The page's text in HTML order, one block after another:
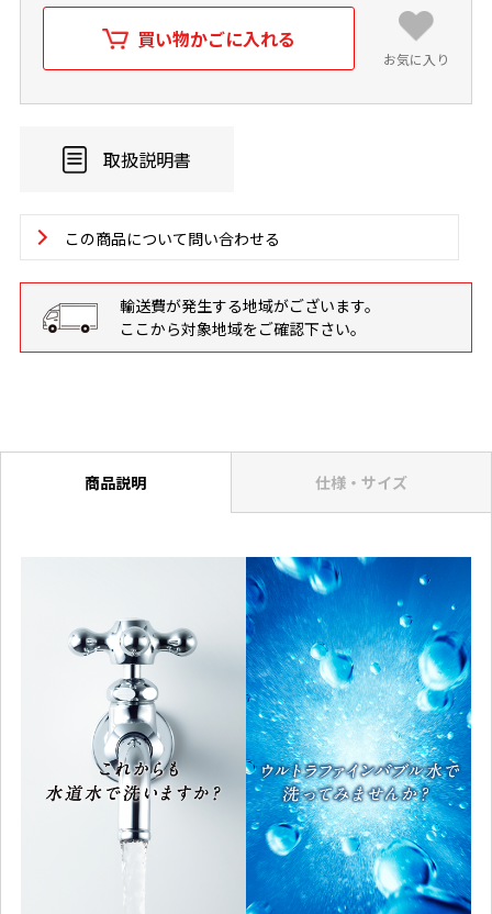
買い物かごに入れる
お気に入り
この商品について問い合わせる
輸送費が発生する地域がございます。
ここから対象地域をご確認下さい。
取扱説明書
商品説明 仕様・サイズ